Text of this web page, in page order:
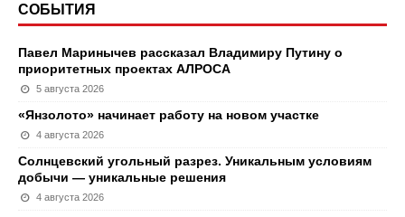
СОБЫТИЯ
Павел Маринычев рассказал Владимиру Путину о
приоритетных проектах АЛРОСА
5 августа 2026
«Янзолото» начинает работу на новом участке
4 августа 2026
Солнцевский угольный разрез. Уникальным условиям
добычи — уникальные решения
4 августа 2026